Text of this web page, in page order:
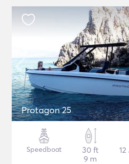
Protagon 25
Speedboat
30 ft
9 m